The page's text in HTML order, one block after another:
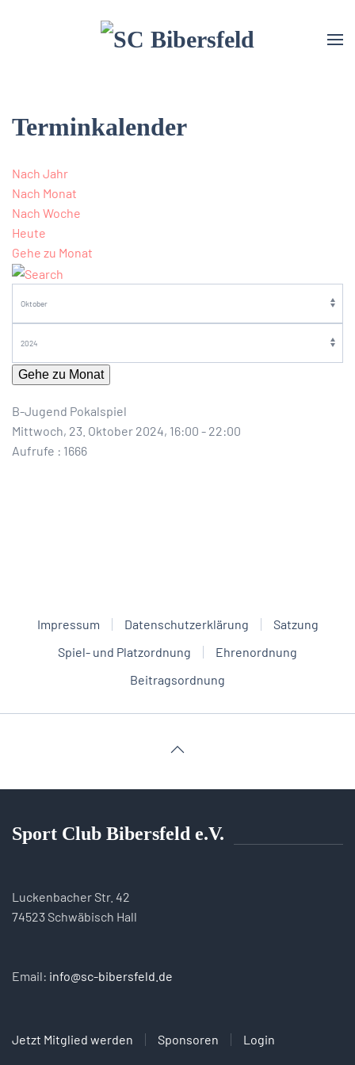
Terminkalender
Nach Jahr
Nach Monat
Nach Woche
Heute
Gehe zu Monat
Gehe zu Monat
B-Jugend Pokalspiel
Mittwoch, 23. Oktober 2024, 16:00 - 22:00
Aufrufe : 1666
Impressum Datenschutzerklärung
Satzung
Spiel- und Platzordnung
Ehrenordnung
Beitragsordnung
Sport Club Bibersfeld e.V.
Luckenbacher Str. 42
74523 Schwäbisch Hall
Email: info@sc-bibersfeld.de
Jetzt Mitglied werden Sponsoren Login